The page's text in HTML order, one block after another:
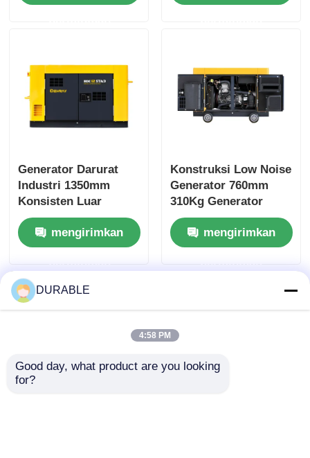
Generator Darurat
Industri 1350mm
Konsisten Luar
Ruangan Generator
Diesel Kebisingan
Rendah
mengirimkan
permintaan
Konstruksi Low Noise
Generator 760mm
310Kg Generator
Diam 10 Kva
mengirimkan
permintaan
DURABLE
4:58 PM
Good day, what product are you looking
for?